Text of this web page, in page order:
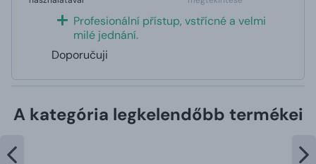
Profesionální přístup, vstřícné a velmi
milé jednání.
Doporučuji
A kategória legkelendőbb termékei